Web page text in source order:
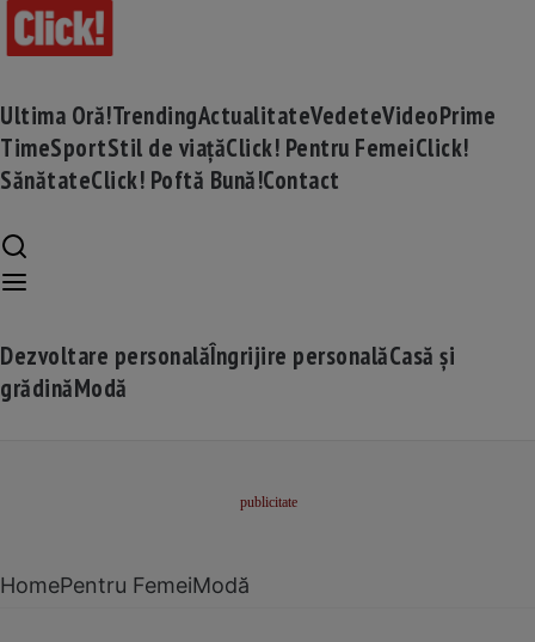
Ultima Oră!TrendingActualitateVedeteVideoPrime
TimeSportStil de viațăClick! Pentru FemeiClick!
SănătateClick! Poftă Bună!Contact
Dezvoltare personalăÎngrijire personalăCasă și
grădinăModă
HomePentru FemeiModă